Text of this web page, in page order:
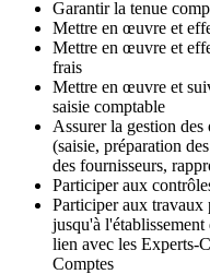
Garantir la tenue
Mettre en œuvre et
Mettre en œuvre et
frais
Mettre en œuvre et
saisie comptable
Assurer la gestion des
(saisie, préparation
des fournisseurs,
Participer aux
Participer aux travaux
jusqu'à
lien avec les Experts-
Comptes